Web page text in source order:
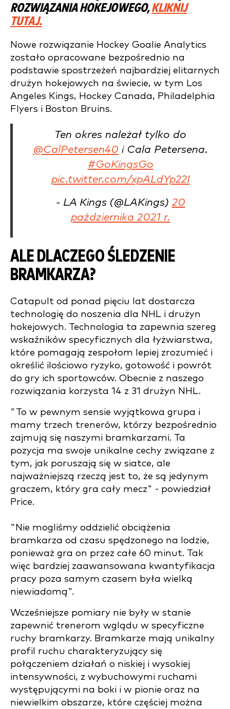
ROZWIĄZANIA HOKEJOWEGO,KLIKNIJ
TUTAJ.
Nowe rozwiązanie Hockey Goalie Analytics
zostało opracowane bezpośrednio na
podstawie spostrzeżeń najbardziej elitarnych
drużyn hokejowych na świecie, w tym Los
Angeles Kings, Hockey Canada, Philadelphia
Flyers i Boston Bruins.
Ten okres należał tylko do
@CalPetersen40 i Cala Petersena.
#GoKingsGo
pic.twitter.com/xpALdYp22I
- LA Kings (@LAKings) 20
października 2021 r.
ALE DLACZEGO ŚLEDZENIE
BRAMKARZA?
Catapult od ponad pięciu lat dostarcza
technologię do noszenia dla NHL i drużyn
hokejowych. Technologia ta zapewnia szereg
wskaźników specyficznych dla łyżwiarstwa,
które pomagają zespołom lepiej zrozumieć i
określić ilościowo ryzyko, gotowość i powrót
do gry ich sportowców. Obecnie z naszego
rozwiązania korzysta 14 z 31 drużyn NHL.
"To w pewnym sensie wyjątkowa grupa i
mamy trzech trenerów, którzy bezpośrednio
zajmują się naszymi bramkarzami. Ta
pozycja ma swoje unikalne cechy związane z
tym, jak poruszają się w siatce, ale
najważniejszą rzeczą jest to, że są jedynym
graczem, który gra cały mecz" - powiedział
Price.
"Nie mogliśmy oddzielić obciążenia
bramkarza od czasu spędzonego na lodzie,
ponieważ gra on przez całe 60 minut. Tak
więc bardziej zaawansowana kwantyfikacja
pracy poza samym czasem była wielką
niewiadomą".
Wcześniejsze pomiary nie były w stanie
zapewnić trenerom wglądu w specyficzne
ruchy bramkarzy. Bramkarze mają unikalny
profil ruchu charakteryzujący się
połączeniem działań o niskiej i wysokiej
intensywności, z wybuchowymi ruchami
występującymi na boki i w pionie oraz na
niewielkim obszarze, które częściej można